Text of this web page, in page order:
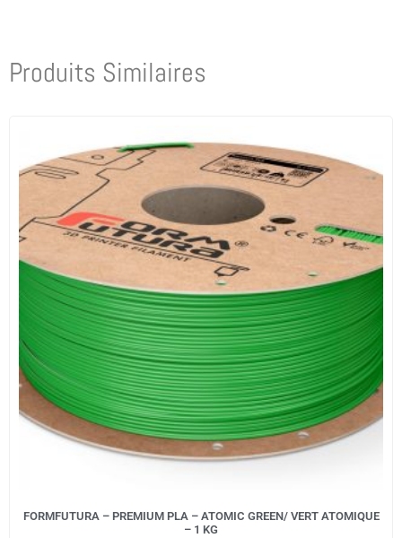
Produits Similaires
FORMFUTURA – PREMIUM PLA – ATOMIC GREEN/ VERT ATOMIQUE
– 1 KG